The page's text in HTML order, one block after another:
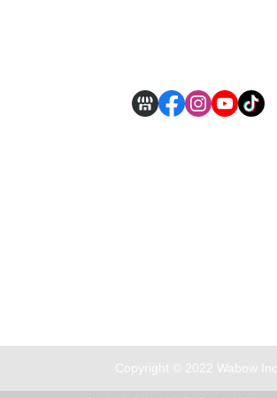
Copyright © 2022 Wabow Inc.